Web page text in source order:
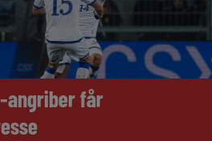
angriber får